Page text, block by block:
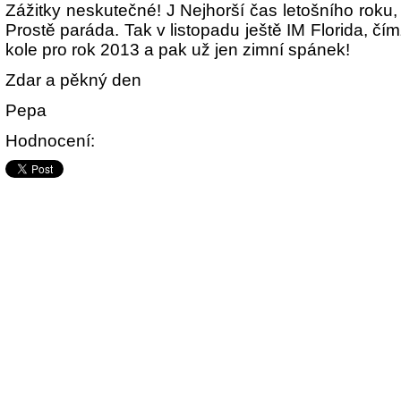
Zážitky neskutečné! J Nejhorší čas letošního
Prostě paráda. Tak v listopadu ještě IM Florida,
kole pro rok 2013 a pak už jen zimní spánek!
Zdar a pěkný den
Pepa
Hodnocení: